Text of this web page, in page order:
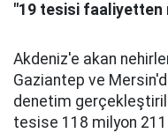
"19 tesisi faaliyetten
Akdeniz'e akan
Gaziantep ve
denetim
tesise 118 milyon